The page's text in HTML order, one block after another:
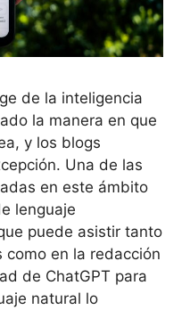
de la inteligencia
la manera en que
y los blogs
Una de las
en este ámbito
lenguaje
puede asistir tanto
como en la redacción
de ChatGPT para
natural lo